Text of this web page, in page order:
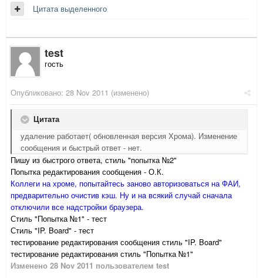
Цитата выделенного
test
гость
Опубликовано: 28 Nov 2011 (изменено)
Цитата
удаление работает( обновленная версия Хрома). Изменение
сообщения и быстрый ответ - нет.
Пишу из быстрого ответа, стиль "попытка №2"
Попытка редактирования сообщения - О.К.
Коллеги на хроме, попытайтесь заново авторизоваться на ФАИ,
предварительно очистив кэш. Ну и на всякий случай сначала
отключили все надстройки браузера.
Стиль "Попытка №1" - тест
Стиль "IP. Board" - тест
тестирование редактирования сообщения стиль "IP. Board"
тестирование редактирования стиль "Попытка №1"
Изменено 28 Nov 2011 пользователем test